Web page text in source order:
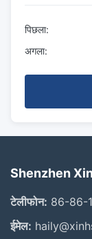
वॉल्यूम लचीलापन
पिछला:
अगला:
Shenzhen
टेलीफोन: 86-86-
ईमेल: